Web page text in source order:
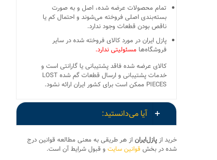
تمام محصولات عرضه شده، اصل و به صورت
بسته‌بندی اصلی فروخته می‌شوند و احتمال کم یا
ناقص بودن قطعات وجود ندارد.
پازل ایران در مورد کالای فروخته شده در سایر
فروشگاه‌ها مسئولیتی ندارد.
کالای عرضه شده فاقد پشتیبانی یا گارانتی است و
خدمات پشتیبانی و ارسال قطعات گم شده LOST
PIECES ممکن است برای کشور ایران ارائه نشود.
آیا می‌دانستید:
خرید ازپازل‌ایران از هر طریقی به معنی مطالعه قوانین درج
شده در بخش قوانین سایت و قبول شرایط آن است.